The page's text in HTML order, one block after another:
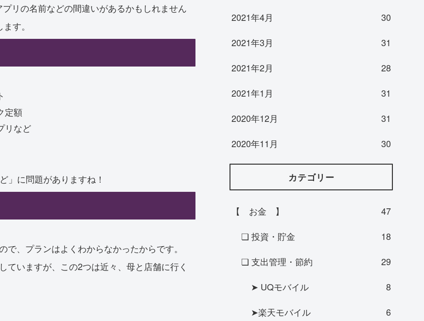
リの名前などの間違いがあるかもしれません
す。
額
など
」に問題がありますね！
、プランはよくわからなかったからです。
いますが、この2つは近々、母と店舗に行く
2021年4月
30
2021年3月
31
2021年2月
28
2021年1月
31
2020年12月
31
2020年11月
30
カテゴリー
【 お金 】
47
❏ 投資・貯金
18
❏ 支出管理・節約
29
➤ UQモバイル
8
➤楽天モバイル
6